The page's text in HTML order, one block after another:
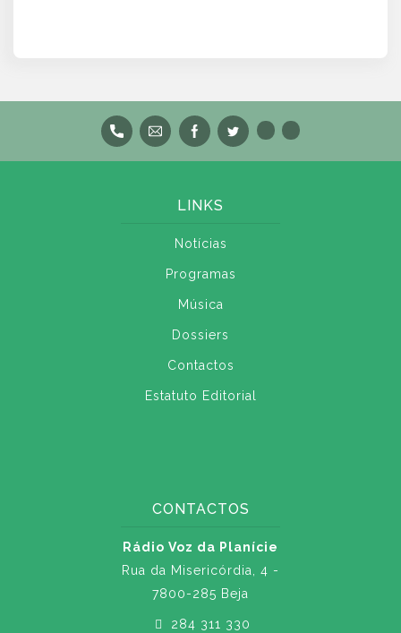
LINKS
Notícias
Programas
Música
Dossiers
Contactos
Estatuto Editorial
CONTACTOS
Rádio Voz da Planície
Rua da Misericórdia, 4 -
7800-285 Beja
284 311 330